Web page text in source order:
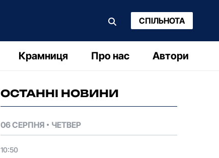
СПІЛЬНОТА
Крамниця Про нас Автори
ОСТАННІ НОВИНИ
06 СЕРПНЯ ЧЕТВЕР
10:50